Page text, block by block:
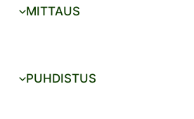
MITTAUS
PUHDISTUS